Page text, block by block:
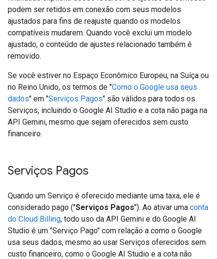
podem ser retidos em conexão com seus modelos
ajustados para fins de reajuste quando os modelos
compatíveis mudarem. Quando você exclui um modelo
ajustado, o conteúdo de ajustes relacionado também é
removido.
Se você estiver no Espaço Econômico Europeu, na Suíça ou
no Reino Unido, os termos de "Como o Google usa seus
dados" em "Serviços Pagos" são válidos para todos os
Serviços, incluindo o Google AI Studio e a cota não paga na
API Gemini, mesmo que sejam oferecidos sem custo
financeiro.
Serviços Pagos
Quando um Serviço é oferecido mediante uma taxa, ele é
considerado pago ("Serviços Pagos"). Ao ativar uma conta
do Cloud Billing, todo uso da API Gemini e do Google AI
Studio é um "Serviço Pago" com relação a como o Google
usa seus dados, mesmo ao usar Serviços oferecidos sem
custo financeiro, como o Google AI Studio e a cota não